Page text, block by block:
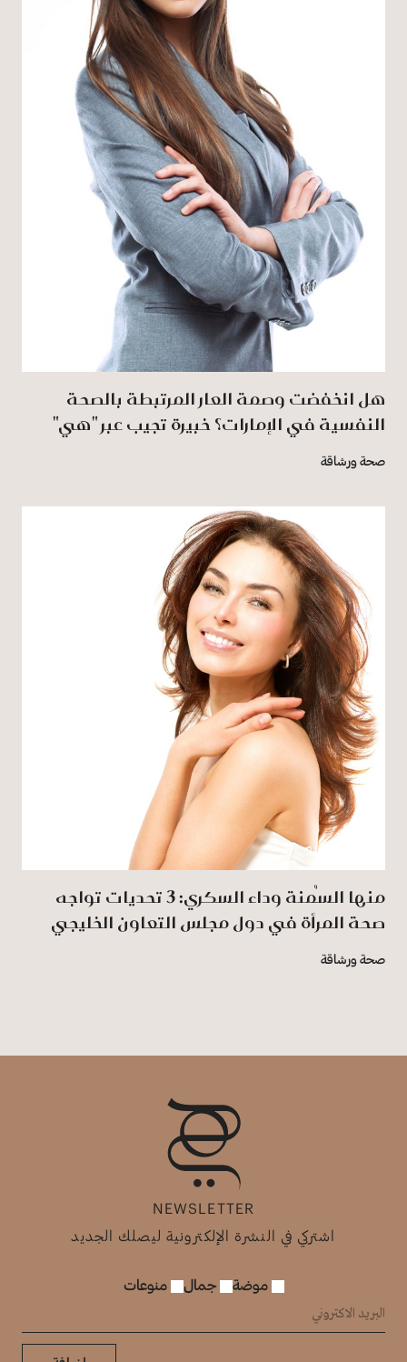
هل انخفضت وصمة العار المرتبطة بالصحة
النفسية في الإمارات؟ خبيرة تجيب عبر "هي"
صحة ورشاقة
منها السُمنة وداء السكري: 3 تحديات تواجه
صحة المرأة في دول مجلس التعاون الخليجي
صحة ورشاقة
NEWSLETTER
اشتركي في النشرة الإلكترونية ليصلك الجديد
موضة جمال منوعات